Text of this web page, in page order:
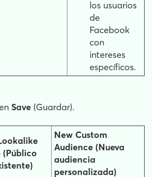
los usuarios
de
Facebook
con
intereses
específicos.
Save (Guardar).
(Público
New Custom
Audience (Nueva
audiencia
personalizada)